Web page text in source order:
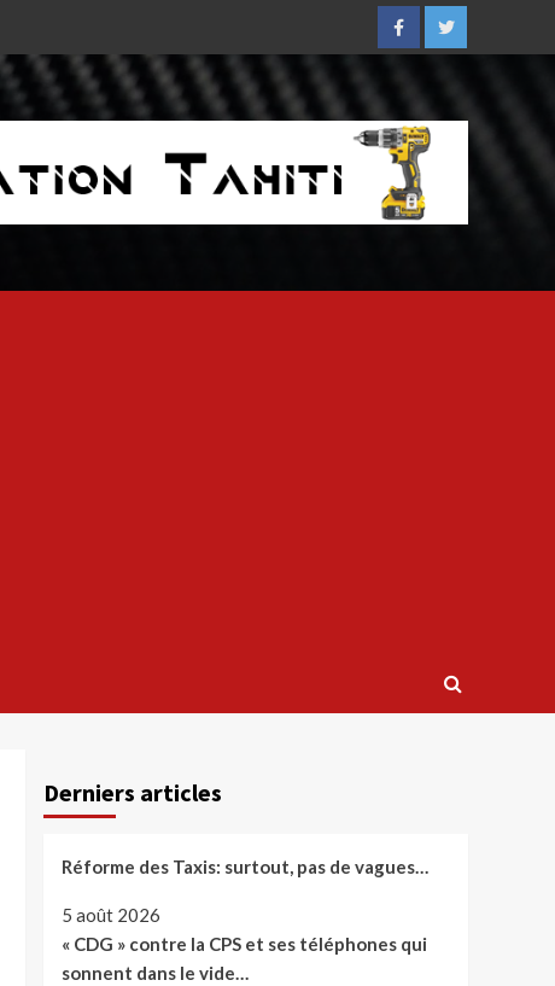
FacebookTwitter
Derniers articles
Réforme des Taxis: surtout, pas de vagues…
5 août 2026
« CDG » contre la CPS et ses téléphones qui
sonnent dans le vide…